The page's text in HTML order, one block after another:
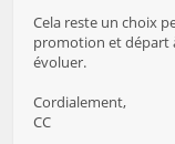
Cela reste un choix
promotion et départ
évoluer.
Cordialement,
CC